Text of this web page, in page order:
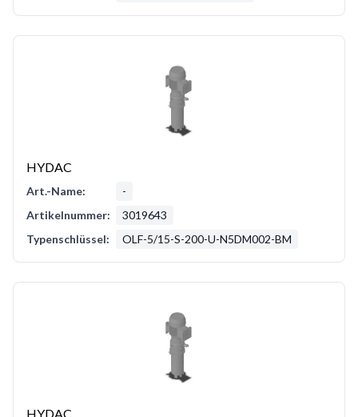
HYDAC
Art.-Name:
-
Artikelnummer:
3019643
Typenschlüssel:
OLF-5/15-S-200-U-N5DM002-BM
HYDAC